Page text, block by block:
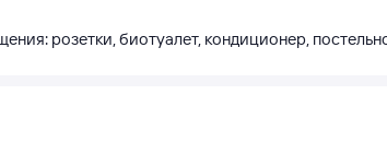
розетки, биотуалет, кондиционер,